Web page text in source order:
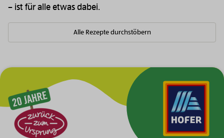
– ist für alle etwas dabei.
Alle Rezepte durchstöbern
Zur Hauptnavigation